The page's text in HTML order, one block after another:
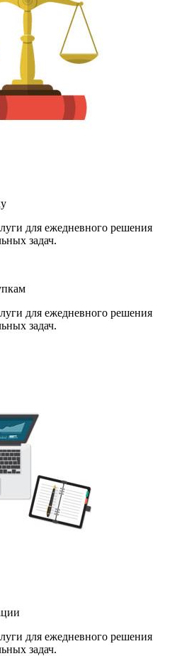
для ежедневного решения
задач.
для ежедневного решения
задач.
для ежедневного решения
задач.